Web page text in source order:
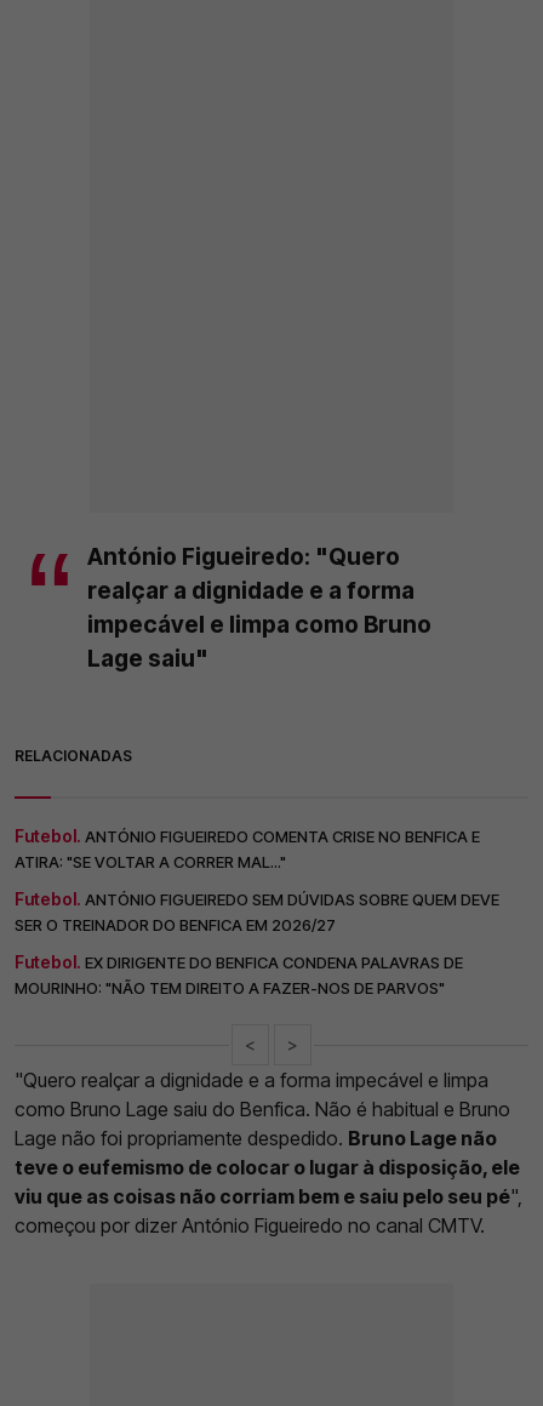
António Figueiredo: "Quero
realçar a dignidade e a forma
impecável e limpa como Bruno
Lage saiu"
RELACIONADAS
Futebol. ANTÓNIO FIGUEIREDO COMENTA CRISE NO BENFICA E
ATIRA: "SE VOLTAR A CORRER MAL..."
Futebol. ANTÓNIO FIGUEIREDO SEM DÚVIDAS SOBRE QUEM DEVE
SER O TREINADOR DO BENFICA EM 2026/27
Futebol. EX DIRIGENTE DO BENFICA CONDENA PALAVRAS DE
MOURINHO: "NÃO TEM DIREITO A FAZER-NOS DE PARVOS"
< >
"Quero realçar a dignidade e a forma impecável e limpa
como Bruno Lage saiu do Benfica. Não é habitual e Bruno
Lage não foi propriamente despedido. Bruno Lage não
teve o eufemismo de colocar o lugar à disposição, ele
viu que as coisas não corriam bem e saiu pelo seu pé",
começou por dizer António Figueiredo no canal CMTV.